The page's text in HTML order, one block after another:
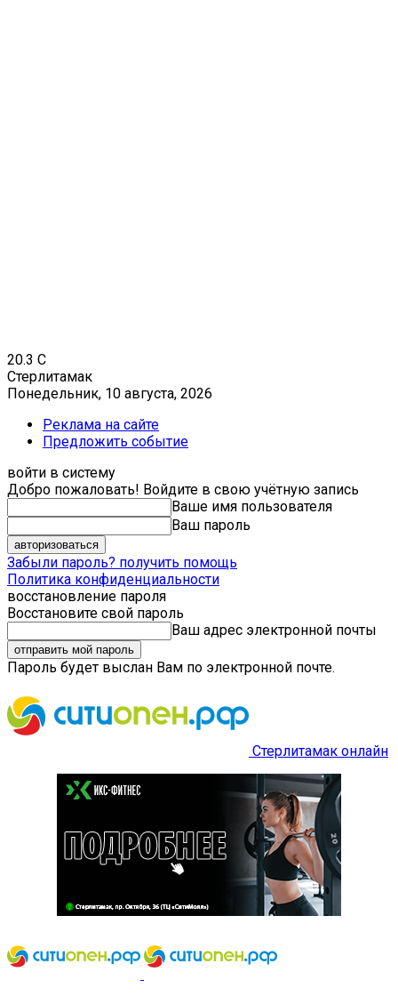
20.3 C
Стерлитамак
Понедельник, 10 августа, 2026
Реклама на сайте
Предложить событие
войти в систему
Добро пожаловать! Войдите в свою учётную запись
Ваше имя пользователя
Ваш пароль
Забыли пароль? получить помощь
Политика конфиденциальности
восстановление пароля
Восстановите свой пароль
Ваш адрес электронной почты
Пароль будет выслан Вам по электронной почте.
Стерлитамак онлайн